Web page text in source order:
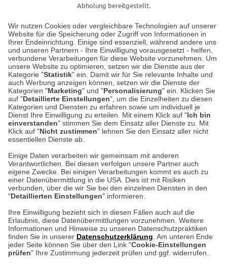
Wir nutzen Cookies oder vergleichbare Technologien auf unserer
Website für die Speicherung oder Zugriff von Informationen in
Ihrer Endeinrichtung. Einige sind essenziell, während andere uns
und unseren Partnern - Ihre Einwilligung vorausgesetzt - helfen,
verbundene Verarbeitungen für diese Website vorzunehmen. Um
unsere Website zu optimieren, setzen wir die Dienste aus der
Kategorie "Statistik" ein. Damit wir für Sie relevante Inhalte und
auch Werbung anzeigen können, setzen wir die Dienste der
Kategorien "Marketing" und "Personalisierung" ein. Klicken Sie
auf "Detaillierte Einstellungen", um die Einzelheiten zu diesen
Kategorien und Diensten zu erfahren sowie um individuell je
Dienst Ihre Einwilligung zu erteilen. Mit einem Klick auf "Ich bin
einverstanden" stimmen Sie dem Einsatz aller Dienste zu. Mit
Klick auf "Nicht zustimmen" lehnen Sie den Einsatz aller nicht
essentiellen Dienste ab.
Einige Daten verarbeiten wir gemeinsam mit anderen
Verantwortlichen. Bei diesen verfolgen unsere Partner auch
eigene Zwecke. Bei einigen Verarbeitungen kommt es auch zu
einer Datenübermittlung in die USA. Dies ist mit Risiken
verbunden, über die wir Sie bei den einzelnen Diensten in den
"Detaillierten Einstellungen" informieren.
Ihre Einwilligung bezieht sich in diesen Fällen auch auf die
Erlaubnis, diese Datenübermittlungen vorzunehmen. Weitere
Informationen und Hinweise zu unseren Datenschutzpraktiken
finden Sie in unserer Datenschutzerklärung . Am unteren Ende
jeder Seite können Sie über den Link "Cookie-Einstellungen
prüfen" Ihre Zustimmung jederzeit prüfen und ggf. widerrufen..
Abholung bereitgestellt.
Unser Geschäft in Meckenheim
Auf dem Steinbüchel 6
53340 Meckenheim
Montag bis Samstag 9:00 Uhr bis 18:00 Uhr
weitere Information
Hier finden Sie uns im Netz
Kontakt
Umwelt und Entsorgung
Zur Echtheit von Bewertungen
Hinweisgeber-Schutzgesetz
Barrierefreiheit unserer Website
Cookie-Einstellungen in Ihrem Browser
ACHTUNG!
Ihr Browser speichert aktuell keine Cookies!
Leider können Sie in diesem Fall unseren Online-Shop